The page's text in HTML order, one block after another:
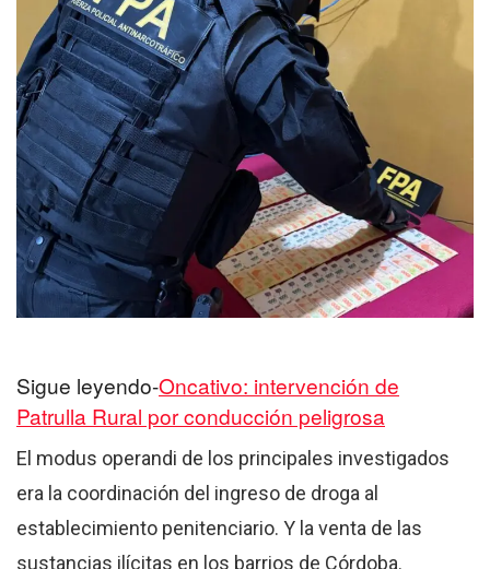
Sigue leyendo-Oncativo: intervención de
Patrulla Rural por conducción peligrosa
El modus operandi de los principales investigados
era la coordinación del ingreso de droga al
establecimiento penitenciario. Y la venta de las
sustancias ilícitas en los barrios de Córdoba.